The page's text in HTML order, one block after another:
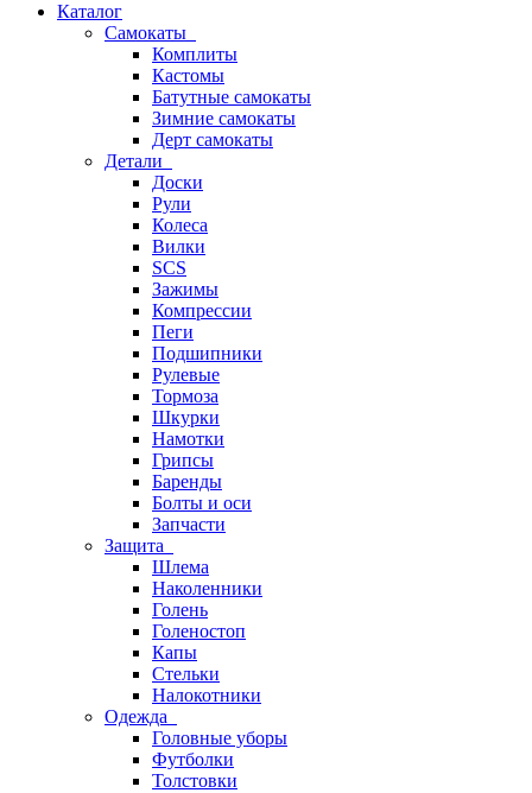
Каталог
Самокаты
Комплиты
Кастомы
Батутные самокаты
Зимние самокаты
Дерт самокаты
Детали
Доски
Рули
Колеса
Вилки
SCS
Зажимы
Компрессии
Пеги
Подшипники
Рулевые
Тормоза
Шкурки
Намотки
Грипсы
Баренды
Болты и оси
Запчасти
Защита
Шлема
Наколенники
Голень
Голеностоп
Капы
Стельки
Налокотники
Одежда
Головные уборы
Футболки
Толстовки